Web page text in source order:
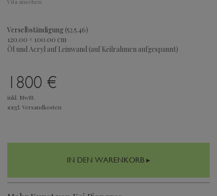
Verselbständigung (52.5.46)
120.00 × 100.00 cm
Öl und Acryl auf Leinwand (auf Keilrahmen aufgespannt)
1800 €
inkl. MwSt.
zzgl. Versandkosten
IN DEN WARENKORB ▸